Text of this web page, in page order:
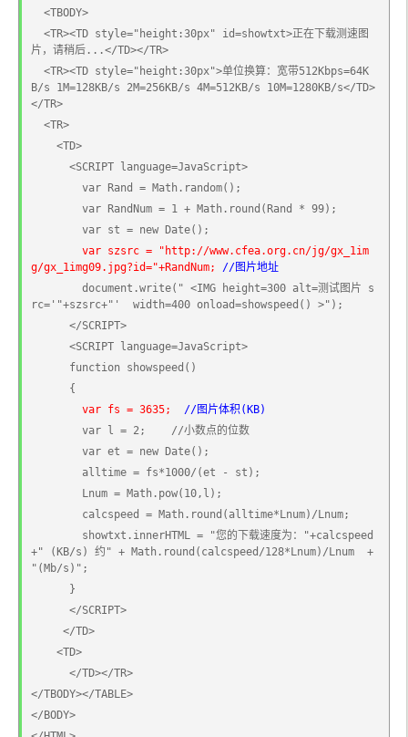
<TBODY>
<TR><TD style="height:30px" id=showtxt>正在下载测速图
片，请稍后...</TD></TR>
<TR><TD style="height:30px">单位换算：宽带512Kbps=64K
B/s 1M=128KB/s 2M=256KB/s 4M=512KB/s 10M=1280KB/s</TD>
</TR>
<TR>
<TD>
<SCRIPT language=JavaScript>
var Rand = Math.random();
var RandNum = 1 + Math.round(Rand * 99);
var st = new Date();
var szsrc = "http://www.cfea.org.cn/jg/gx_1im
g/gx_1img09.jpg?id="+RandNum;
//图片地址
document.write(" <IMG height=300 alt=测试图片 s
rc='"+szsrc+"'  width=400 onload=showspeed() >");
</SCRIPT>
<SCRIPT language=JavaScript>
function showspeed()
{
var fs = 3635;
//图片体积(KB)
var l = 2;    //小数点的位数
var et = new Date();
alltime = fs*1000/(et - st);
Lnum = Math.pow(10,l);
calcspeed = Math.round(alltime*Lnum)/Lnum;
showtxt.innerHTML = "您的下载速度为："+calcspeed
+" (KB/s) 约" + Math.round(calcspeed/128*Lnum)/Lnum  +
"(Mb/s)";
}
</SCRIPT>
</TD>
<TD>
</TD></TR>
</TBODY></TABLE>
</BODY>